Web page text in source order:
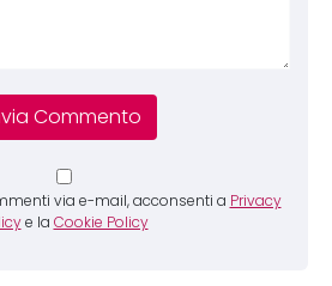
via e-mail, acconsenti a Privacy
e la Cookie Policy